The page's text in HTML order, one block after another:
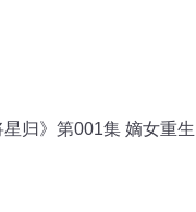
归》第001集 嫡女重生